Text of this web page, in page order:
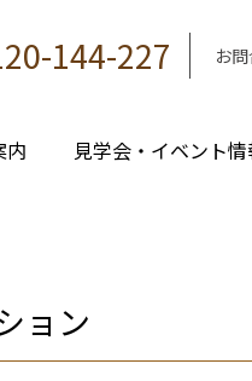
144-227 お
内 見学会・イベント情
ョン